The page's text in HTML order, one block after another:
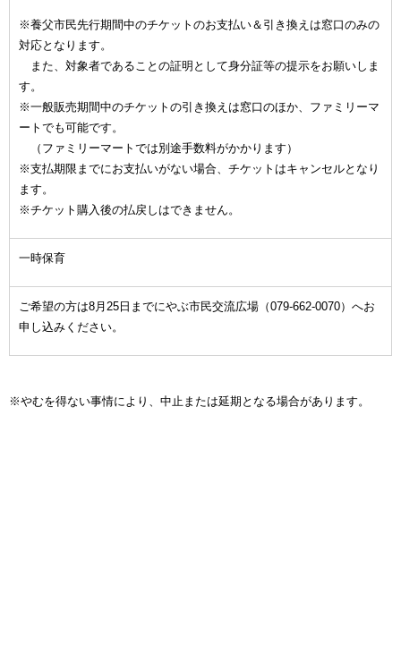
※養父市民先行期間中のチケットのお支払い＆引き換えは窓口のみの
対応となります。
また、対象者であることの証明として身分証等の提示をお願いしま
す。
※一般販売期間中のチケットの引き換えは窓口のほか、ファミリーマ
ートでも可能です。
（ファミリーマートでは別途手数料がかかります）
※支払期限までにお支払いがない場合、チケットはキャンセルとなり
ます。
※チケット購入後の払戻しはできません。
一時保育
ご希望の方は8月25日までにやぶ市民交流広場（079-662-0070）へお
申し込みください。
※やむを得ない事情により、中止または延期となる場合があります。